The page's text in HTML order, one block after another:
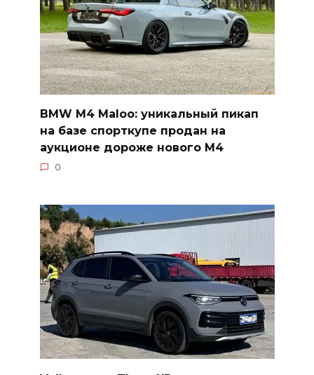
BMW M4 Maloo: уникальный пикап
на базе спорткупе продан на
аукционе дороже нового M4
0